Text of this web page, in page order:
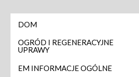
DOM
OGRÓD I REGENERACYJNE
UPRAWY
EM INFORMACJE OGÓLNE